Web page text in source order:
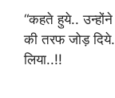
“कहते हुये..
की तरफ जोड़
लिया..!!